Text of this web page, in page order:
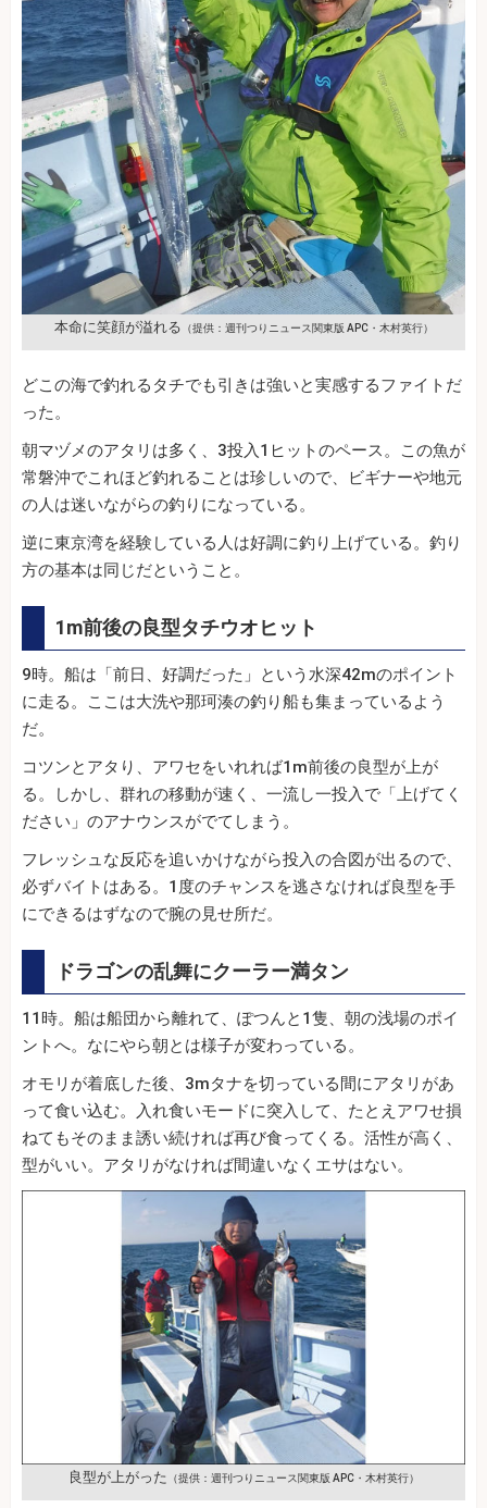
本命に笑顔が溢れる （提供：週刊つりニュース関東版 APC・木村英行）
どこの海で釣れるタチでも引きは強いと実感するファイトだ
った。
朝マヅメのアタリは多く、3投入1ヒットのペース。この魚が
常磐沖でこれほど釣れることは珍しいので、ビギナーや地元
の人は迷いながらの釣りになっている。
逆に東京湾を経験している人は好調に釣り上げている。釣り
方の基本は同じだということ。
1m前後の良型タチウオヒット
9時。船は「前日、好調だった」という水深42mのポイント
に走る。ここは大洗や那珂湊の釣り船も集まっているよう
だ。
コツンとアタり、アワセをいれれば1m前後の良型が上が
る。しかし、群れの移動が速く、一流し一投入で「上げてく
ださい」のアナウンスがでてしまう。
フレッシュな反応を追いかけながら投入の合図が出るので、
必ずバイトはある。1度のチャンスを逃さなければ良型を手
にできるはずなので腕の見せ所だ。
ドラゴンの乱舞にクーラー満タン
11時。船は船団から離れて、ぽつんと1隻、朝の浅場のポイ
ントへ。なにやら朝とは様子が変わっている。
オモリが着底した後、3mタナを切っている間にアタリがあ
って食い込む。入れ食いモードに突入して、たとえアワせ損
ねてもそのまま誘い続ければ再び食ってくる。活性が高く、
型がいい。アタリがなければ間違いなくエサはない。
良型が上がった （提供：週刊つりニュース関東版 APC・木村英行）